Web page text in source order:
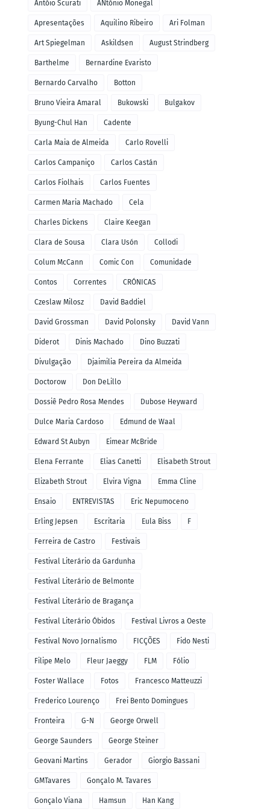
Antóio Scurati ANtónio Monegal
Apresentações Aquilino Ribeiro Ari Folman
Art Spiegelman Askildsen August Strindberg
Barthelme Bernardine Evaristo
Bernardo Carvalho Botton
Bruno Vieira Amaral Bukowski Bulgakov
Byung-Chul Han Cadente
Carla Maia de Almeida Carlo Rovelli
Carlos Campaniço Carlos Castán
Carlos Fiolhais Carlos Fuentes
Carmen Maria Machado Cela
Charles Dickens Claire Keegan
Clara de Sousa Clara Usón Collodi
Colum McCann Comic Con Comunidade
Contos Correntes CRÓNICAS
Czeslaw Milosz David Baddiel
David Grossman David Polonsky David Vann
Diderot Dinis Machado Dino Buzzati
Divulgação Djaimilia Pereira da Almeida
Doctorow Don DeLillo
Dossiê Pedro Rosa Mendes Dubose Heyward
Dulce Maria Cardoso Edmund de Waal
Edward St Aubyn Eimear McBride
Elena Ferrante Elias Canetti Elisabeth Strout
Elizabeth Strout Elvira Vigna Emma Cline
Ensaio ENTREVISTAS Eric Nepumoceno
Erling Jepsen Escritaria Eula Biss F
Ferreira de Castro Festivais
Festival Literário da Gardunha
Festival Literário de Belmonte
Festival Literário de Bragança
Festival Literário Óbidos Festival Livros a Oeste
Festival Novo Jornalismo FICÇÕES Fido Nesti
Filipe Melo Fleur Jaeggy FLM Fólio
Foster Wallace Fotos Francesco Matteuzzi
Frederico Lourenço Frei Bento Domingues
Fronteira G-N George Orwell
George Saunders George Steiner
Geovani Martins Gerador Giorgio Bassani
GMTavares Gonçalo M. Tavares
Gonçalo Viana Hamsun Han Kang